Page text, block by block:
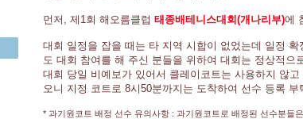
먼저, 제1회 해오름클럽 태종배테니스대회(개나리부)에
대회 일정을 잡을 때는 타 지역 시합이 없었는데 일정
도 대회 참여를 해 주신 분들을 위하여 대회는 정상적으
대회 당일 비예보가 있어서 클레이코트는 사용하지 않
오니 지정 코트로 8시50분까지는 도착하여 선수 등록 부
* 과기원코트 배정 선수 유의사항 : 과기원코트로 배정된 선수분들